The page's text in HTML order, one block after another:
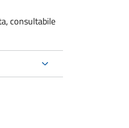
consultabile